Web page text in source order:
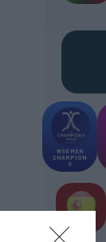
WSE MEN
CHAMPION
S